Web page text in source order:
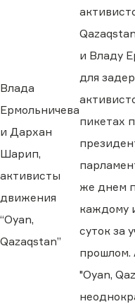
Влада
Ермольничева
и Дархан
Шарип,
активисты
движения
“Oyan,
Qazaqstan”
и Владу
для
пикетах
же днем
каждому
суток за
прошлом.
"Oyan,